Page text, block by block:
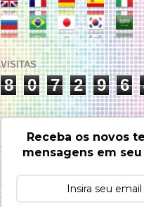
VISITAS
8 0 7 2 9 6
Receba os novos
mensagens em